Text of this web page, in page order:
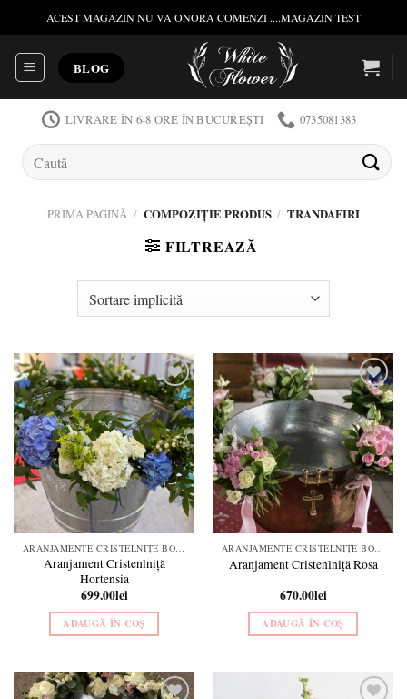
to
content
ACEST MAGAZIN NU VA ONORA COMENZI ....MAGAZIN TEST
BLOG
LIVRARE ÎN 6-8 ORE ÎN BUCUREȘTI 0735081383
Caută
după:
PRIMA PAGINĂ / COMPOZIȚIE PRODUS / TRANDAFIRI
FILTREAZĂ
Add to
wishlist
ARANJAMENTE CRISTELNIȚE BOTEZ
Aranjament Cristenlniță
Hortensia
699.00lei
ADAUGĂ ÎN COȘ
Add to
wishlist
ARANJAMENTE CRISTELNIȚE BOTEZ
Aranjament Cristenlniță Rosa
670.00lei
ADAUGĂ ÎN COȘ